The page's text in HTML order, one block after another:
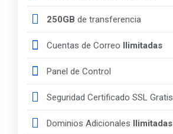
250GB de transferencia
Cuentas de Correo Ilimitadas
Panel de Control
Seguridad Certificado SSL Gratis
Dominios Adicionales Ilimitadas